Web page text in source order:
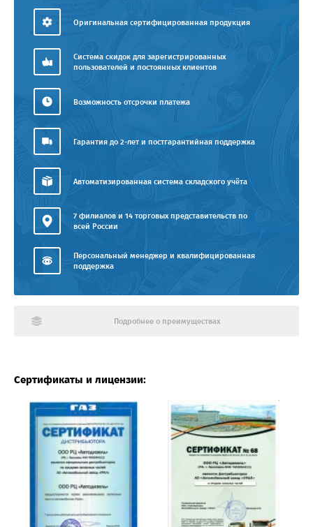
Оригинальная сертифицированная продукция
Система скидок для зарегистрированных
пользователей и постоянных клиентов
Возможность отсрочки платежа
Гарантия до 2-лет и постгарантийная поддержка
Автоматизированная система складского учёта
7 филиалов и 14 торговых представительств по
всей России
Персональный менеджер и квалифицированная
поддержка
Подробнее о преимуществах
Сертификаты и лицензии: